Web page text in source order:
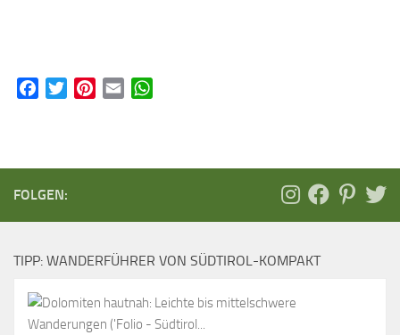
FacebookTwitterPinterest
Email
FOLGEN:
TIPP: WANDERFÜHRER VON SÜDTIROL-KOMPAKT